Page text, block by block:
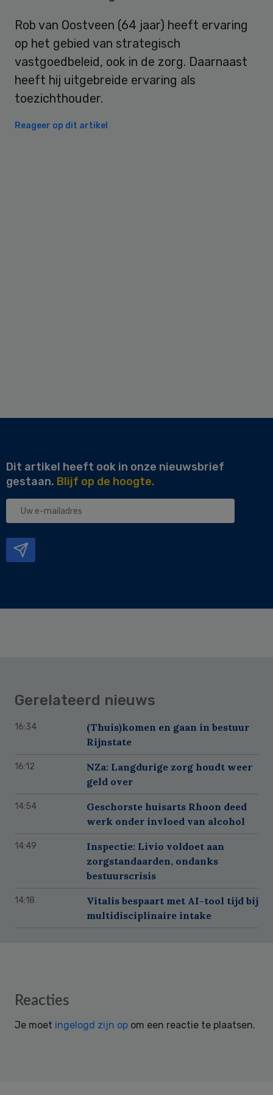
Rob van Oostveen (64 jaar) heeft ervaring
op het gebied van strategisch
vastgoedbeleid, ook in de zorg. Daarnaast
heeft hij uitgebreide ervaring als
toezichthouder.
Reageer op dit artikel
Dit artikel heeft ook in onze nieuwsbrief
gestaan. Blijf op de hoogte.
Uw
Gerelateerd nieuws
16:34
(Thuis)komen en gaan in bestuur
Rijnstate
16:12
NZa: Langdurige zorg houdt weer
geld over
14:54
Geschorste huisarts Rhoon deed
werk onder invloed van alcohol
14:49
Inspectie: Livio voldoet aan
zorgstandaarden, ondanks
bestuurscrisis
14:18
Vitalis bespaart met AI-tool tijd bij
multidisciplinaire intake
Reader
Reacties
Je moet ingelogd zijn op om een reactie te plaatsen.